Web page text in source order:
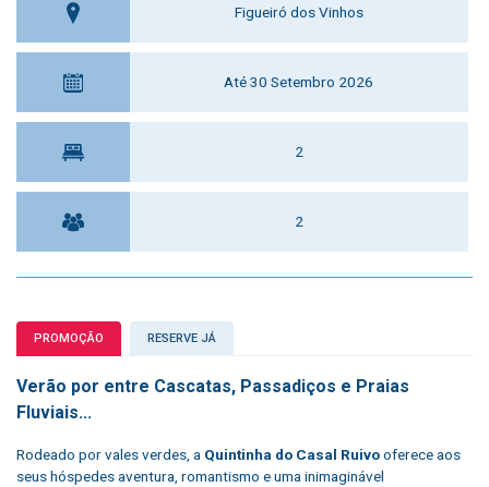
Figueiró dos Vinhos
Até 30 Setembro 2026
2
2
PROMOÇÃO RESERVE JÁ
Verão por entre Cascatas, Passadiços e Praias
Fluviais...
Rodeado por vales verdes, a Quintinha do Casal Ruivooferece aos
seus hóspedes aventura, romantismo e uma inimaginável